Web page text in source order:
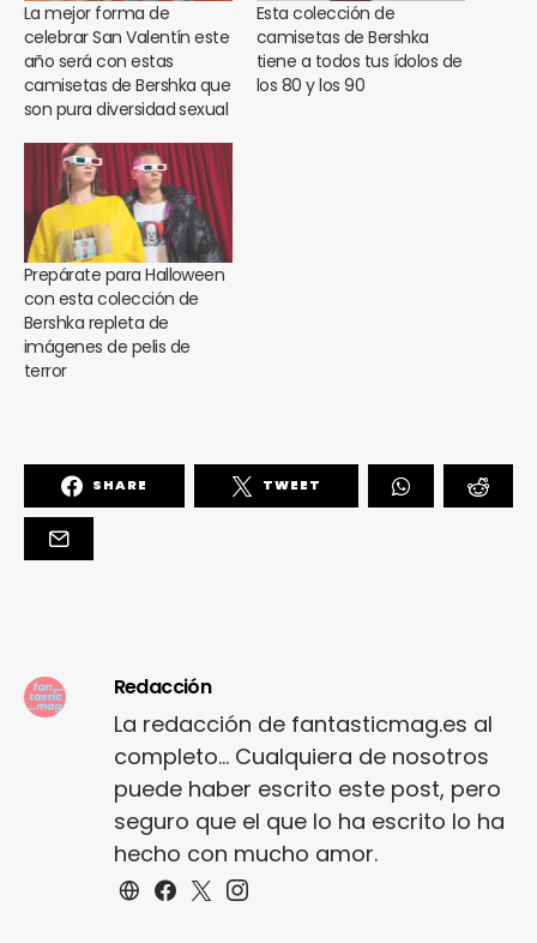
La mejor forma de
celebrar San Valentín este
año será con estas
camisetas de Bershka que
son pura diversidad sexual
Esta colección de
camisetas de Bershka
tiene a todos tus ídolos de
los 80 y los 90
Prepárate para Halloween
con esta colección de
Bershka repleta de
imágenes de pelis de
terror
SHARE TWEET
Redacción
La redacción de fantasticmag.es al
completo... Cualquiera de nosotros
puede haber escrito este post, pero
seguro que el que lo ha escrito lo ha
hecho con mucho amor.